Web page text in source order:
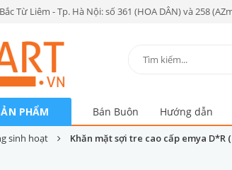
Từ Liêm - Tp. Hà Nội: số 361 (HOA DÂN) và 258
PHẨM Bán Buôn Hướng dẫn
sinh hoạt Khăn mặt sợi tre cao cấp emya D*R